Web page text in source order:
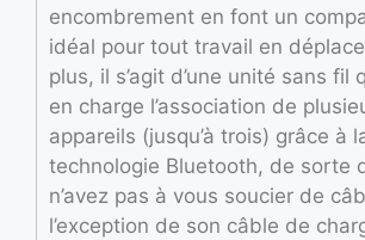
encombrement en font un
idéal pour tout travail en
plus, il s’agit d’une unité sans fil
en charge l’association de
appareils (jusqu’à trois) grâce à
technologie Bluetooth, de sorte
n’avez pas à vous soucier de
l’exception de son câble de